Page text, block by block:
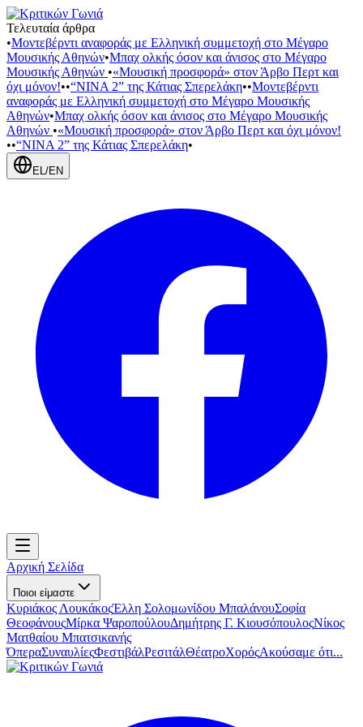
Τελευταία άρθρα
•Μοντεβέρντι αναφοράς με Ελληνική συμμετοχή στο Μέγαρο
Μουσικής Αθηνών•Μπαχ ολκής όσον και άνισος στο Μέγαρο
Μουσικής Αθηνών •«Μουσική προσφορά» στον Άρβο Περτ και
όχι μόνον!••“NINA 2” της Κάτιας Σπερελάκη••Μοντεβέρντι
αναφοράς με Ελληνική συμμετοχή στο Μέγαρο Μουσικής
Αθηνών•Μπαχ ολκής όσον και άνισος στο Μέγαρο Μουσικής
Αθηνών •«Μουσική προσφορά» στον Άρβο Περτ και όχι μόνον!
••“NINA 2” της Κάτιας Σπερελάκη•
EL/EN
Αρχική Σελίδα
Ποιοι είμαστε
Κυριάκος ΛουκάκοςΈλλη Σολομωνίδου ΜπαλάνουΣοφία
ΘεοφάνουςΜίρκα ΨαροπούλουΔημήτρης Γ. ΚιουσόπουλοςΝίκος
Ματθαίου Μπατσικανής
ΌπεραΣυναυλίεςΦεστιβάλΡεσιτάλΘέατροΧορόςΑκούσαμε ότι...